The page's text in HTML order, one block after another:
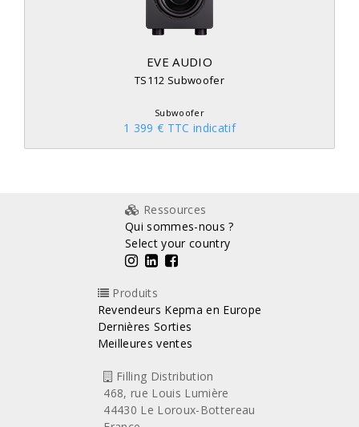
EVE AUDIO
TS112 Subwoofer
Subwoofer
1 399 € TTC indicatif
Ressources
Qui sommes-nous ?
Select your country
Produits
Revendeurs Kepma en Europe
Dernières Sorties
Meilleures ventes
Filling Distribution
468, rue Louis Lumière
44430 Le Loroux-Bottereau